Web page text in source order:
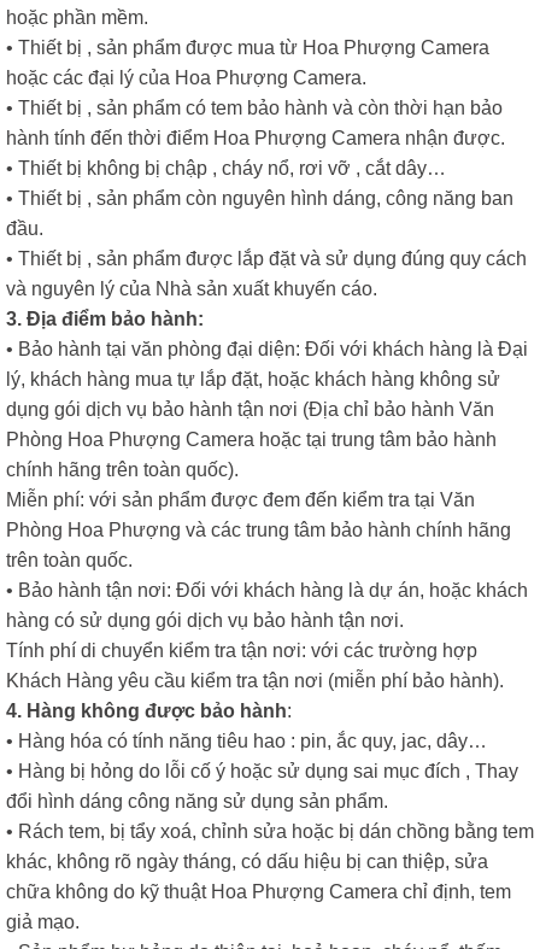
hoặc phần mềm.
• Thiết bị , sản phẩm được mua từ Hoa Phượng Camera
hoặc các đại lý của Hoa Phượng Camera.
• Thiết bị , sản phẩm có tem bảo hành và còn thời hạn bảo
hành tính đến thời điểm Hoa Phượng Camera nhận được.
• Thiết bị không bị chập , cháy nổ, rơi vỡ , cắt dây…
• Thiết bị , sản phẩm còn nguyên hình dáng, công năng ban
đầu.
• Thiết bị , sản phẩm được lắp đặt và sử dụng đúng quy cách
và nguyên lý của Nhà sản xuất khuyến cáo.
3. Địa điểm bảo hành:
• Bảo hành tại văn phòng đại diện: Đối với khách hàng là Đại
lý, khách hàng mua tự lắp đặt, hoặc khách hàng không sử
dụng gói dịch vụ bảo hành tận nơi (Địa chỉ bảo hành Văn
Phòng Hoa Phượng Camera hoặc tại trung tâm bảo hành
chính hãng trên toàn quốc).
Miễn phí: với sản phẩm được đem đến kiểm tra tại Văn
Phòng Hoa Phượng và các trung tâm bảo hành chính hãng
trên toàn quốc.
• Bảo hành tận nơi: Đối với khách hàng là dự án, hoặc khách
hàng có sử dụng gói dịch vụ bảo hành tận nơi.
Tính phí di chuyển kiểm tra tận nơi: với các trường hợp
Khách Hàng yêu cầu kiểm tra tận nơi (miễn phí bảo hành).
4. Hàng không được bảo hành:
• Hàng hóa có tính năng tiêu hao : pin, ắc quy, jac, dây…
• Hàng bị hỏng do lỗi cố ý hoặc sử dụng sai mục đích , Thay
đổi hình dáng công năng sử dụng sản phẩm.
• Rách tem, bị tẩy xoá, chỉnh sửa hoặc bị dán chồng bằng tem
khác, không rõ ngày tháng, có dấu hiệu bị can thiệp, sửa
chữa không do kỹ thuật Hoa Phượng Camera chỉ định, tem
giả mạo.